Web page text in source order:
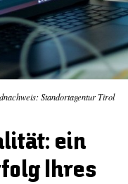
Standortagentur Tirol
ein
Ihres